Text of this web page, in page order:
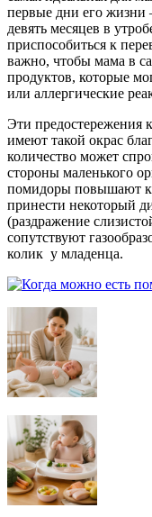
первые дни его
девять месяцев в
приспособиться к
важно, чтобы мама в
продуктов, которые
или аллергические
Эти предостережения
имеют такой окрас
количество может
стороны маленького
помидоры повышают
принести некоторый
(раздражение
сопутствуют
колик у младенца.